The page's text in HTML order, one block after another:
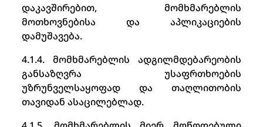
დაკავშირებით, მომხმარებლის
მოთხოვნებისა და აპლიკაციების
დამუშავება.
4.1.4. მომხმარებლის ადგილმდებარეობის
განსაზღვრა უსაფრთხოების
უზრუნველსაყოფად და თაღლითობის
თავიდან ასაცილებლად.